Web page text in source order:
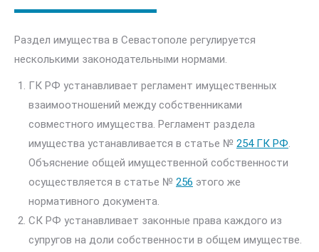
Раздел имущества в Севастополе регулируется
несколькими законодательными нормами.
ГК РФ устанавливает регламент имущественных
взаимоотношений между собственниками
совместного имущества. Регламент раздела
имущества устанавливается в статье № 254 ГК РФ.
Объяснение общей имущественной собственности
осуществляется в статье № 256 этого же
нормативного документа.
СК РФ устанавливает законные права каждого из
супругов на доли собственности в общем имуществе.